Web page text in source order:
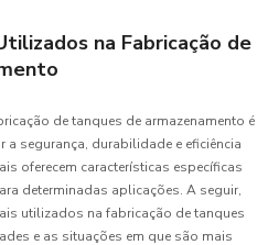
na Fabricação de
de tanques de armazenamento é
segurança, durabilidade e eficiência
oferecem características específicas
determinadas aplicações. A seguir,
utilizados na fabricação de tanques
e as situações em que são mais